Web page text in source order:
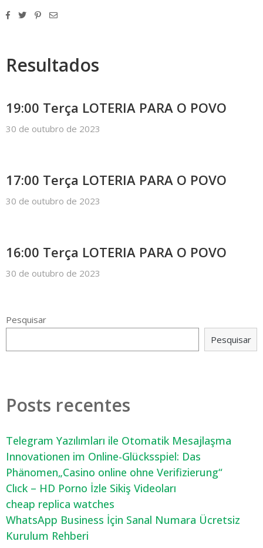
Resultados
19:00 Terça LOTERIA PARA O POVO
30 de outubro de 2023
17:00 Terça LOTERIA PARA O POVO
30 de outubro de 2023
16:00 Terça LOTERIA PARA O POVO
30 de outubro de 2023
Pesquisar
Pesquisar
Posts recentes
Telegram Yazılımları ile Otomatik Mesajlaşma
Innovationen im Online-Glücksspiel: Das
Phänomen„Casino online ohne Verifizierung“
Clıck – HD Porno İzle Sikiş Videoları
cheap replica watches
WhatsApp Business İçin Sanal Numara Ücretsiz
Kurulum Rehberi